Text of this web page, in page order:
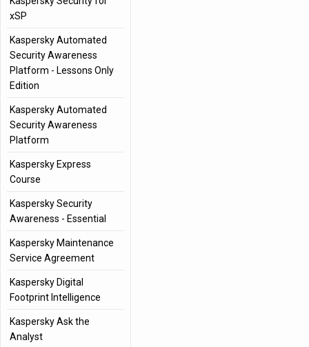
xSP
Kaspersky Automated
Security Awareness
Platform - Lessons Only
Edition
Kaspersky Automated
Security Awareness
Platform
Kaspersky Express
Course
Kaspersky Security
Awareness - Essential
Kaspersky Maintenance
Service Agreement
Kaspersky Digital
Footprint Intelligence
Kaspersky Ask the
Analyst